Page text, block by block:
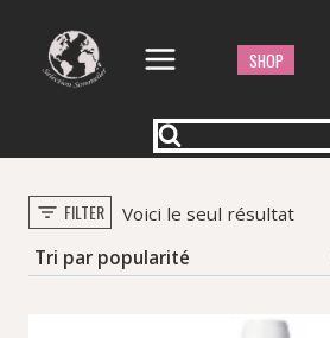
contenu
SHOP
FILTER Voici le seul résultat